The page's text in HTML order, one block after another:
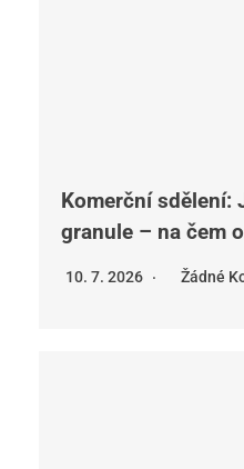
Komerční sdělení:
granule – na čem
10. 7. 2026 Žádné